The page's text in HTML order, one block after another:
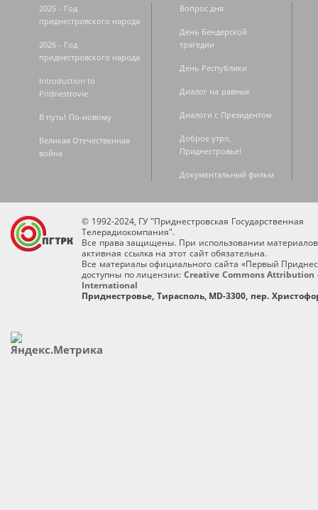
2025 - Год
приднестровского народа
2026 - Год
приднестровского народа
Introduction to
Pridnestrovie
В путь! По-новому
Великая Отечественная
война
Вопрос дня
День Бендерской
трагедии
День Республики
Диалог на равных
Диалоги с Президентом
Доброе утро,
Приднестровье!
Документальный фильм
© 1992-2024, ГУ "Приднестровская Государственная
Телерадиокомпания".
Все права защищены. При использовании
активная ссылка на этот сайт обязательна.
Все материалы официального сайта «Первый
доступны по лицензии: Creative Commons Attribution
International
Приднестровье, Тирасполь, MD-3300, пер.